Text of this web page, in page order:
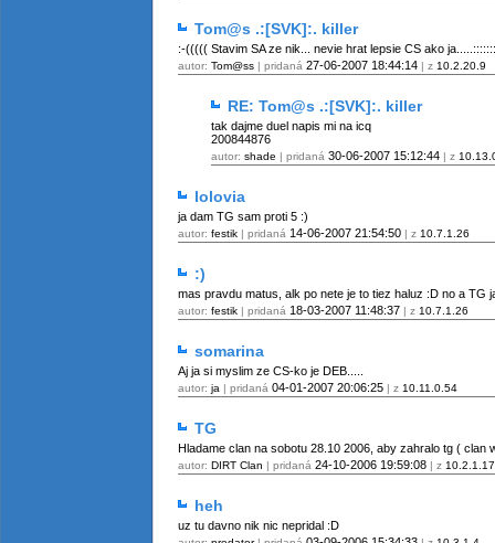
Tom@s .:[SVK]:. killer
:-((((( Stavim SA ze nik... nevie hrat lepsie CS ako
autor: Tom@ss | pridaná 27-06-2007 18:44:14 | z 10.2.20.9
RE: Tom@s .:[SVK]:. killer
tak dajme duel napis mi na icq
200844876
autor: shade | pridaná 30-06-2007 15:12:44 | z
lolovia
ja dam TG sam proti 5 :)
autor: festik | pridaná 14-06-2007 21:54:50 | z 10.7.1.26
:)
mas pravdu matus, alk po nete je to tiez haluz :D no a TG
autor: festik | pridaná 18-03-2007 11:48:37 | z 10.7.1.26
somarina
Aj ja si myslim ze CS-ko je DEB.....
autor: ja | pridaná 04-01-2007 20:06:25 | z 10.11.0.54
TG
Hladame clan na sobotu 28.10 2006, aby zahralo tg ( clan
autor: DIRT Clan | pridaná 24-10-2006 19:59:08 | z 10.2.1.17
heh
uz tu davno nik nic nepridal :D